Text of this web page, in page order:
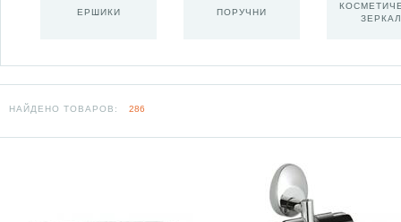
ЕРШИКИ ПОРУЧНИ
НАЙДЕНО ТОВАРОВ: 286